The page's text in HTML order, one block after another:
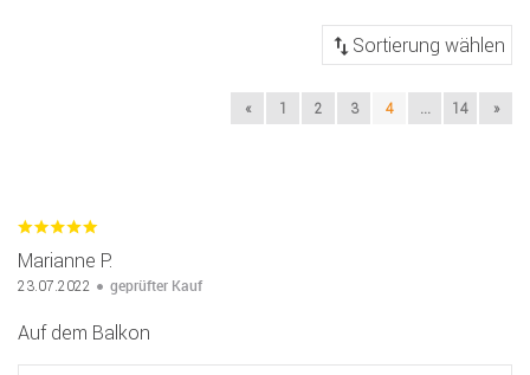
« 1 2 3 4 ... 14 »
Marianne P.
23.07.2022 geprüfter Kauf
Auf dem Balkon